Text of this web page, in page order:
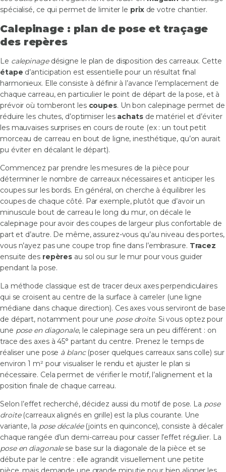
spécialisé, ce qui permet de limiter le prix de votre chantier.
Calepinage : plan de pose et traçage
des repères
Le calepinage désigne le plan de disposition des carreaux. Cette
étape d’anticipation est essentielle pour un résultat final
harmonieux. Elle consiste à définir à l’avance l’emplacement de
chaque carreau, en particulier le point de départ de la pose, et à
prévoir où tomberont les coupes. Un bon calepinage permet de
réduire les chutes, d’optimiser les achats de matériel et d’éviter
les mauvaises surprises en cours de route (ex : un tout petit
morceau de carreau en bout de ligne, inesthétique, qu’on aurait
pu éviter en décalant le départ).
Commencez par prendre les mesures de la pièce pour
déterminer le nombre de carreaux nécessaires et anticiper les
coupes sur les bords. En général, on cherche à équilibrer les
coupes de chaque côté. Par exemple, plutôt que d’avoir un
minuscule bout de carreau le long du mur, on décale le
calepinage pour avoir des coupes de largeur plus confortable de
part et d’autre. De même, assurez-vous qu’au niveau des portes,
vous n’ayez pas une coupe trop fine dans l’embrasure. Tracez
ensuite des repères au sol ou sur le mur pour vous guider
pendant la pose.
La méthode classique est de tracer deux axes perpendiculaires
qui se croisent au centre de la surface à carreler (une ligne
médiane dans chaque direction). Ces axes vous serviront de base
de départ, notamment pour une pose droite. Si vous optez pour
une pose en diagonale, le calepinage sera un peu différent : on
trace des axes à 45° partant du centre. Prenez le temps de
réaliser une pose à blanc (poser quelques carreaux sans colle) sur
environ 1 m² pour visualiser le rendu et ajuster le plan si
nécessaire. Cela permet de vérifier le motif, l’alignement et la
position finale de chaque carreau.
Selon l’effet recherché, décidez aussi du motif de pose. La pose
droite (carreaux alignés en grille) est la plus courante. Une
variante, la pose décalée (joints en quinconce), consiste à décaler
chaque rangée d’un demi-carreau pour casser l’effet régulier. La
pose en diagonale se base sur la diagonale de la pièce et se
débute par le centre : elle agrandit visuellement une petite